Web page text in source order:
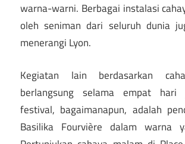
warna-warni. Berbagai instalasi
oleh seniman dari seluruh dunia
menerangi Lyon.
Kegiatan lain berdasarkan
berlangsung selama empat hari
festival, bagaimanapun, adalah
Basilika Fourvière dalam warna